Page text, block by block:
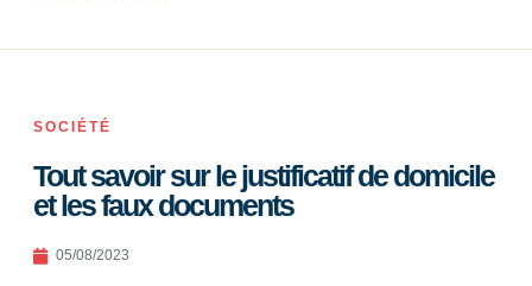
SOCIÉTÉ
Tout savoir sur le justificatif de domicile
et les faux documents
05/08/2023